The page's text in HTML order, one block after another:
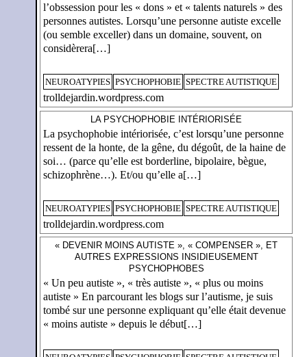
l’obssession pour les « dons » et « talents naturels » des
personnes autistes. Lorsqu’une personne autiste excelle
(ou semble exceller) dans un domaine, souvent, on
considèrera[…]
NEUROATYPIES PSYCHOPHOBIE SPECTRE AUTISTIQUE
trolldejardin.wordpress.com
LA PSYCHOPHOBIE INTÉRIORISÉE
La psychophobie intériorisée, c’est lorsqu’une personne
ressent de la honte, de la gêne, du dégoût, de la haine de
soi… (parce qu’elle est borderline, bipolaire, bègue,
schizophrène…). Et/ou qu’elle a[…]
NEUROATYPIES PSYCHOPHOBIE SPECTRE AUTISTIQUE
trolldejardin.wordpress.com
« DEVENIR MOINS AUTISTE », « COMPENSER », ET
AUTRES EXPRESSIONS INSIDIEUSEMENT
PSYCHOPHOBES
« Un peu autiste », « très autiste », « plus ou moins
autiste » En parcourant les blogs sur l’autisme, je suis
tombé sur une personne expliquant qu’elle était devenue
« moins autiste » depuis le début[…]